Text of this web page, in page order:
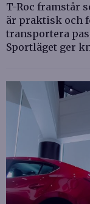
T-Roc framstår
är praktisk och
transportera
Sportläget ger